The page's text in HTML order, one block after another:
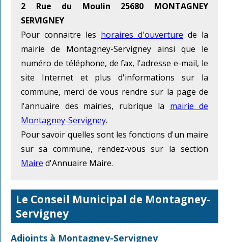
2 Rue du Moulin 25680 MONTAGNEY
SERVIGNEY
Pour connaitre les horaires d'ouverture de la
mairie de Montagney-Servigney ainsi que le
numéro de téléphone, de fax, l'adresse e-mail, le
site Internet et plus d'informations sur la
commune, merci de vous rendre sur la page de
l'annuaire des mairies, rubrique la mairie de
Montagney-Servigney.
Pour savoir quelles sont les fonctions d'un maire
sur sa commune, rendez-vous sur la section
Maire d'Annuaire Maire.
Le Conseil Municipal de Montagney-
Servigney
Adjoints à Montagney-Servigney